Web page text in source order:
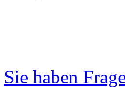
Sie haben